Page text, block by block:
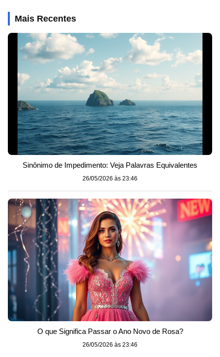
Mais Recentes
Sinônimo de Impedimento: Veja Palavras Equivalentes
26/05/2026 às 23:46
O que Significa Passar o Ano Novo de Rosa?
26/05/2026 às 23:46